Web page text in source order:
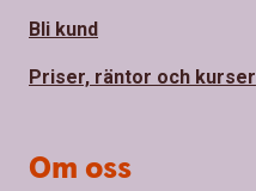
Bli kund
Priser, räntor och kurser
Om oss